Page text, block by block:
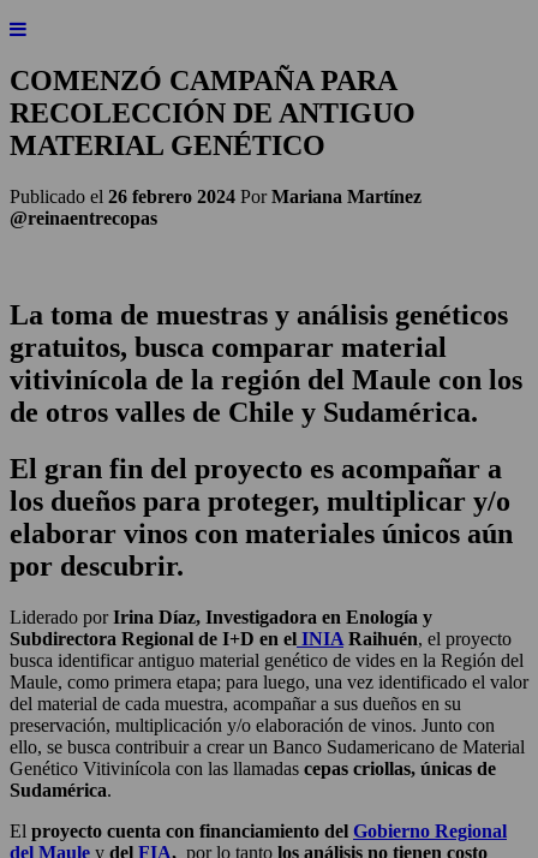
COMENZÓ CAMPAÑA PARA
RECOLECCIÓN DE ANTIGUO
MATERIAL GENÉTICO
Publicado el 26 febrero 2024 PorMariana Martínez
@reinaentrecopas
La toma de muestras y análisis genéticos
gratuitos, busca comparar material
vitivinícola de la región del Maule con los
de otros valles de Chile y Sudamérica.
El gran fin del proyecto es acompañar a
los dueños para proteger, multiplicar y/o
elaborar vinos con materiales únicos aún
por descubrir.
Liderado porIrina Díaz, Investigadora en Enología y
Subdirectora Regional de I+D en el INIA Raihuén, el proyecto
busca identificar antiguo material genético de vides en la Región del
Maule, como primera etapa; para luego, una vez identificado el valor
del material de cada muestra, acompañar a sus dueños en su
preservación, multiplicación y/o elaboración de vinos. Junto con
ello, se busca contribuir a crear un Banco Sudamericano de Material
Genético Vitivinícola con las llamadas cepas criollas, únicas de
Sudamérica.
El proyecto cuenta con financiamiento del Gobierno Regional
del Maule y del FIA, por lo tanto los análisis no tienen costo